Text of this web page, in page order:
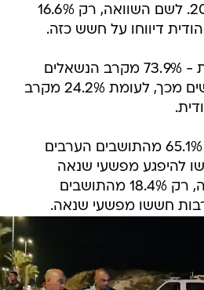
מעבירות רכוש ב-2020. לשם השוואה, רק 16.6%
דיווחו על חשש כזה.
חשש מעבירות אלימות - 73.9% מקרב הנשאלים
בחברה הערבית חוששים מכך, לעומת 24.2% מקרב
חשש מפשעי שנאה - 65.1% מהתושבים הערבים
להיפגע מפשעי שנאה
ב-2020. לשם השוואה, רק 18.4% מהתושבים
חששו מפשעי שנאה.